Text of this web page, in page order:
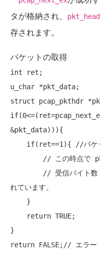
タが格納され、
存されます。
パケットの取得
int ret;
struct
if
&pkt_data))){
if(ret==1){
//パケ
// この時点で
// 受信バイト数
れています。
return TRUE;
return FALSE; // エラー